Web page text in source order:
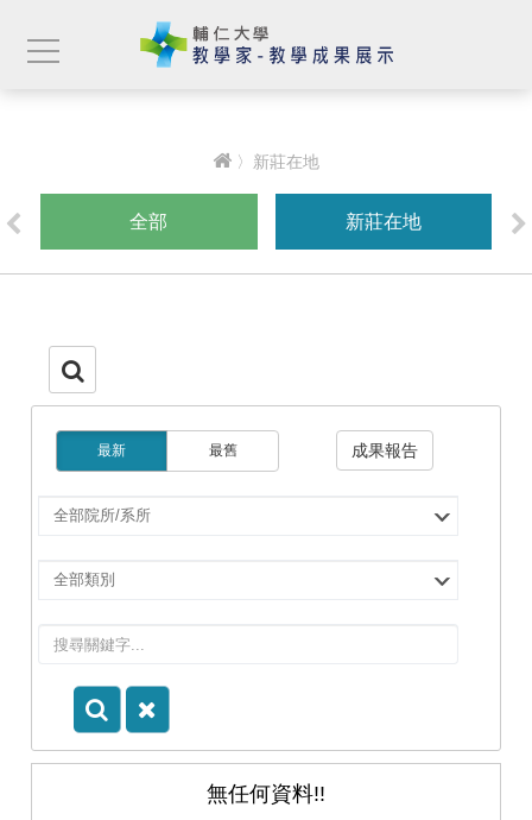
〉新莊在地
全部 新莊在地
最新 最舊 成果報告
選
所/
所
選
別
無任何資料!!